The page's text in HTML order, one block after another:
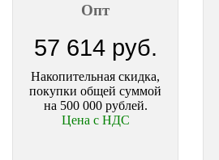
Опт
57 614 руб.
Накопительная скидка,
покупки общей суммой
на 500 000 рублей.
Цена с НДС